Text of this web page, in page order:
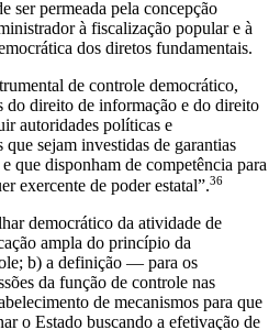
ser permeada pela concepção
à fiscalização popular e à
dos diretos fundamentais.
de controle democrático,
do direito de informação e do direito
autoridades políticas e
sejam investidas de garantias
que disponham de competência para
exercente de poder estatal”.36
democrático da atividade de
ampla do princípio da
b) a definição — para os
da função de controle nas
de mecanismos para que
o Estado buscando a efetivação de